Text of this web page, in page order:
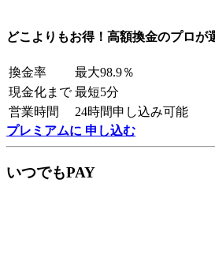
どこよりもお得！高額換金のプロが
換金率
最大98.9％
現金化まで 最短5分
営業時間
24時間申し込み可能
プレミアムに 申し込む
いつでもPAY